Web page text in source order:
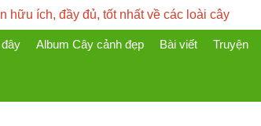
hữu ích, đầy đủ, tốt nhất về các loài cây
Album Cây cảnh đẹp Bài viết Truyện